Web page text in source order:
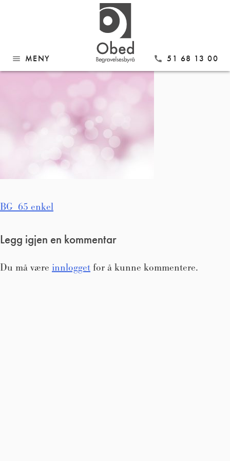
menu MENY call 51 68 13 00
BG_65 enkel
Innleggsnavigasjon
BG_65 enkel
Legg igjen en kommentar
Du må være innlogget for å kunne kommentere.